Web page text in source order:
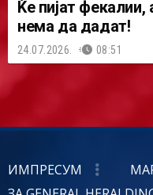
Ќе пијат
нема да дадат!
24.07.2026. 08:51
ИМПРЕСУМ